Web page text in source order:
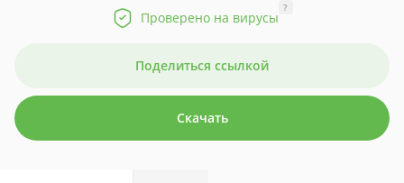
Проверено на вирусы
?
Поделиться ссылкой
Скачать